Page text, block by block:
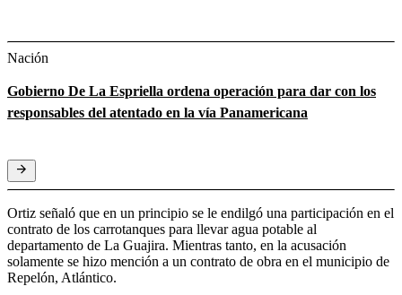
Nación
Gobierno De La Espriella ordena operación para dar con los
responsables del atentado en la vía Panamericana
Ortiz señaló que en un principio se le endilgó una participación en el
contrato de los carrotanques para llevar agua potable al
departamento de La Guajira. Mientras tanto, en la acusación
solamente se hizo mención a un contrato de obra en el municipio de
Repelón, Atlántico.